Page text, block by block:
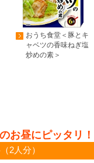
おうち食堂＜豚とキ
ャベツの香味ねぎ塩
炒めの素＞
お昼にピッタリ！
2人分）